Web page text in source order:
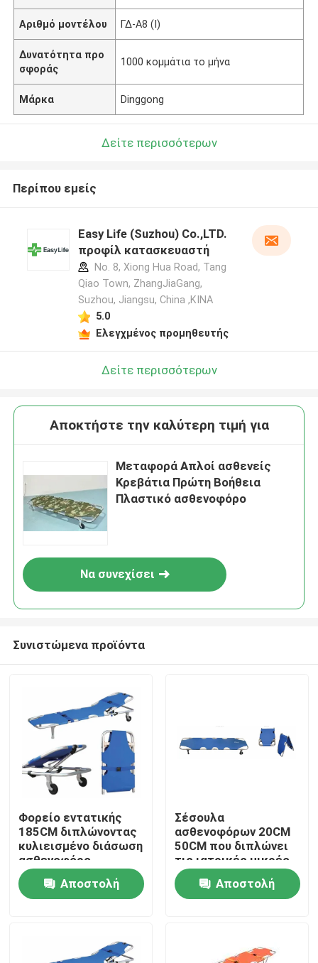
Σπίτι
Βίντεο
Αριθμό μοντέλου ΓΔ-Α8 (Ι)
Δυνατότητα προ
σφοράς
1000 κομμάτια το μήνα
Μάρκα Dinggong
Δείτε περισσότερων
Περίπου εμείς
Easy Life (Suzhou) Co.,LTD.
προφίλ κατασκευαστή
No. 8, Xiong Hua Road, Tang
Qiao Town, ZhangJiaGang,
Suzhou, Jiangsu, China ,ΚΙΝΑ
5.0
Ελεγχμένος προμηθευτής
Δείτε περισσότερων
Αποκτήστε την καλύτερη τιμή για
Μεταφορά Απλοί ασθενείς
Κρεβάτια Πρώτη Βοήθεια
Πλαστικό ασθενοφόρο
Να συνεχίσει
Συνιστώμενα προϊόντα
Φορείο εντατικής
185CM διπλώνοντας
κυλιεισμένο διάσωση
ασθενοφόρο
νοσοκομείων 60
βαθμώνΑποστολή
Σέσουλα
ασθενοφόρων 20CM
50CM που διπλώνει
τις ιατρικές μικρές
ρόδες φορείων για
το νοσοκομείο
Αποστολή